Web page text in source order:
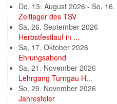
Do, 13. August 2026 - So, 16.
Zeltlager des TSV
Sa, 26. September 2026
Herbstfestlauf in ...
Sa, 17. Oktober 2026
Ehrungsabend
Sa, 21. November 2026
Lehrgang Turngau H...
So, 29. November 2026
Jahresfeier